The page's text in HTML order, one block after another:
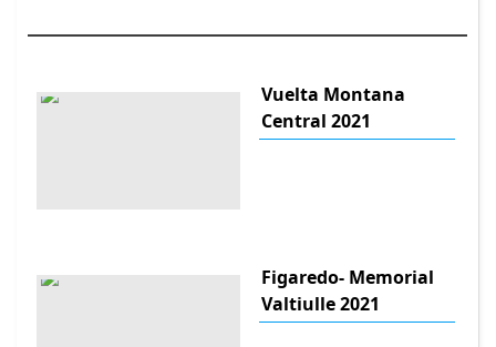
Vuelta Montana
Central 2021
Figaredo- Memorial
Valtiulle 2021